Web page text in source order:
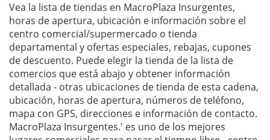
Vea la lista de tiendas en MacroPlaza Insurgentes,
horas de apertura, ubicación e información sobre el
centro comercial/supermercado o tienda
departamental y ofertas especiales, rebajas, cupones
de descuento. Puede elegir la tienda de la lista de
comercios que está abajo y obtener información
detallada - otras ubicaciones de tienda de esta cadena,
ubicación, horas de apertura, números de teléfono,
mapa con GPS, direcciones e información de contacto.
MacroPlaza Insurgentes.' es uno de los mejores